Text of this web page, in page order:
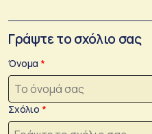
Γράψτε το σχόλιο σας
Όνομα
Σχόλιο